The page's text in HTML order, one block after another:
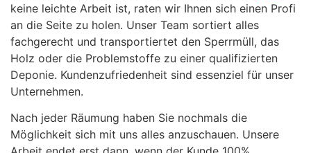
keine leichte Arbeit ist, raten wir Ihnen sich einen Profi
an die Seite zu holen. Unser Team sortiert alles
fachgerecht und transportiertet den Sperrmüll, das
Holz oder die Problemstoffe zu einer qualifizierten
Deponie. Kundenzufriedenheit sind essenziel für unser
Unternehmen.
Nach jeder Räumung haben Sie nochmals die
Möglichkeit sich mit uns alles anzuschauen. Unsere